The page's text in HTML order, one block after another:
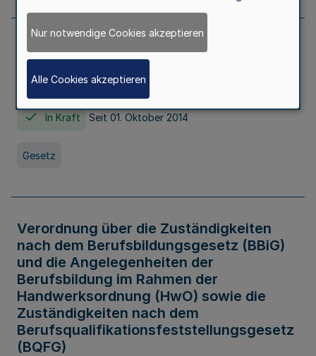
Gesetz über die Hochschulen des Landes
Nordrhein-Westfalen (Hochschulgesetz -
HG)
In Kraft Seit 01. Oktober 2014
Gesetz
Verordnung über die Zuständigkeiten
nach dem Berufsbildungsgesetz (BBiG)
und die Angelegenheiten der
Berufsbildung im Rahmen der
Handwerksordnung (HwO) sowie die
Zuständigkeiten nach dem
Berufsqualifikationsfeststellungsgesetz
(BQFG)
Nur notwendige Cookies akzeptieren
Alle Cookies akzeptieren